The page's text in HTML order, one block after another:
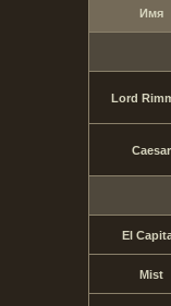
Имя
Lord
Caesar
El
Mist